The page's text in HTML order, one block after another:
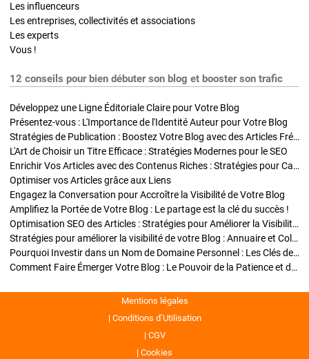
Les influenceurs
Les entreprises, collectivités et associations
Les experts
Vous !
12 conseils pour bien débuter son blog et booster son trafic
Développez une Ligne Éditoriale Claire pour Votre Blog
Présentez-vous : L'Importance de l'Identité Auteur pour Votre Blog
Stratégies de Publication : Boostez Votre Blog avec des Articles Fréquents et Exclusifs
L'Art de Choisir un Titre Efficace : Stratégies Modernes pour le SEO
Enrichir Vos Articles avec des Contenus Riches : Stratégies pour Captiver et Optimiser
Optimiser vos Articles grâce aux Liens
Engagez la Conversation pour Accroître la Visibilité de Votre Blog
Amplifiez la Portée de Votre Blog : Le partage est la clé du succès !
Optimisation SEO des Articles : Stratégies pour Améliorer la Visibilité de Votre Blog
Stratégies pour améliorer la visibilité de votre Blog : Annuaire et Collaborations
Pourquoi Investir dans un Nom de Domaine Personnel : Les Clés de la Réussite de Votre Blog
Comment Faire Émerger Votre Blog : Le Pouvoir de la Patience et de la Persévérance
Mentions légales
Conditions d’Utilisation
CGV
Cookies